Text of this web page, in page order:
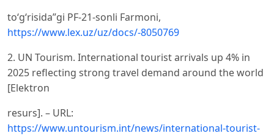
toʻgʻrisida”gi PF-21-sonli Farmoni,
https://www.lex.uz/uz/docs/-8050769
2. UN Tourism. International tourist arrivals up 4% in
2025 reflecting strong travel demand around the world
[Elektron
resurs]. – URL:
https://www.untourism.int/news/international-tourist-